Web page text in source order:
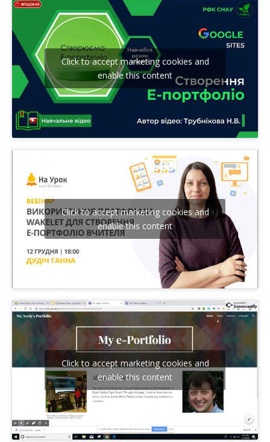
Click to accept marketing cookies and
enable this content
Click to accept marketing cookies and
enable this content
Click to accept marketing cookies and
enable this content